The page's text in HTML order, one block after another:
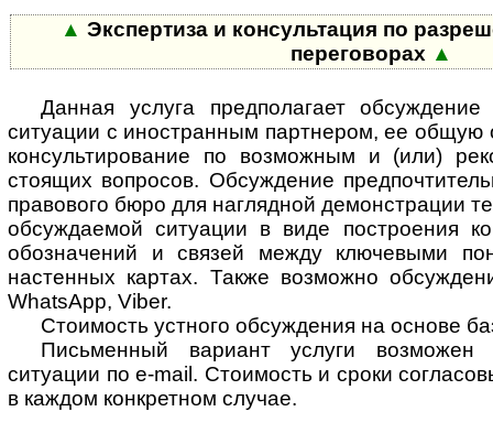
▲ Экспертиза и консультация по
переговорах ▲
Данная услуга предполагает
ситуации с иностранным партнером, ее общую
консультирование по возможным и (или)
стоящих вопросов. Обсуждение
правового бюро для наглядной демонстрации
обсуждаемой ситуации в виде построения
обозначений и связей между ключевыми
настенных картах. Также возможно
WhatsApp, Viber.
Стоимость устного обсуждения на основе
Письменный вариант услуги
ситуации по e-mail. Стоимость и сроки
в каждом конкретном случае.